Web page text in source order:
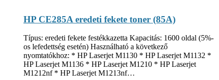
HP CE285A eredeti fekete toner (85A)
Típus: eredeti fekete festékkazetta Kapacitás: 1600 oldal (5%-
os lefedettség esetén) Használható a következő
nyomtatókhoz: * HP Laserjet M1130 * HP Laserjet M1132 *
HP Laserjet M1136 * HP Laserjet M1210 * HP Laserjet
M1212nf * HP Laserjet M1213nf…